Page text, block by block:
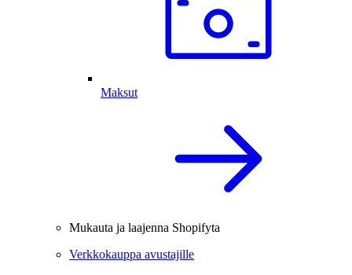
Maksut
Mukauta ja laajenna Shopifyta
Verkkokauppa avustajille